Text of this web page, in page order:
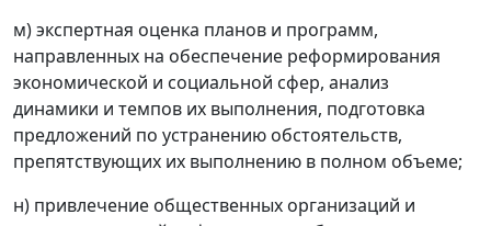
м) экспертная оценка планов и программ,
направленных на обеспечение реформирования
экономической и социальной сфер, анализ
динамики и темпов их выполнения, подготовка
предложений по устранению обстоятельств,
препятствующих их выполнению в полном объеме;
н) привлечение общественных организаций и